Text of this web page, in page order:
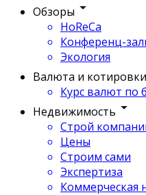
Обзоры
HoReCa
Конференц-
Экология
Валюта и котировки
Курс валют по
Недвижимость
Строй
Цены
Строим сами
Экспертиза
Коммерческая